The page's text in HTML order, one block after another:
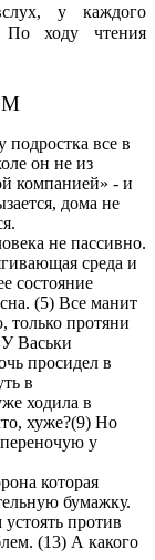
у каждого
По ходу чтения
подростка все в
он не из
компанией» - и
дома не
не пассивно.
среда и
состояние
(5) Все манит
только протяни
Васьки
просидел в
в
ходила в
хуже?(9) Но
у
которая
бумажку.
против
(13) А какого